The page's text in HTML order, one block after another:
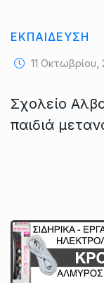
ΕΚΠΑΙΔΕΥΣΗ
11 Οκτωβρίου,
Σχολείο
παιδιά